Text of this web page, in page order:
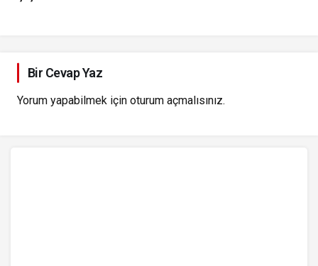
Bir Cevap Yaz
Yorum yapabilmek için oturum açmalısınız.